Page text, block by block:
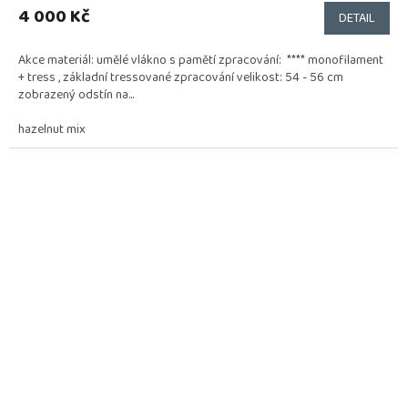
4 000 Kč DETAIL
Akce materiál: umělé vlákno s pamětí zpracování: **** monofilament
+ tress , základní tressované zpracování velikost: 54 - 56 cm
zobrazený odstín na...
hazelnut mix